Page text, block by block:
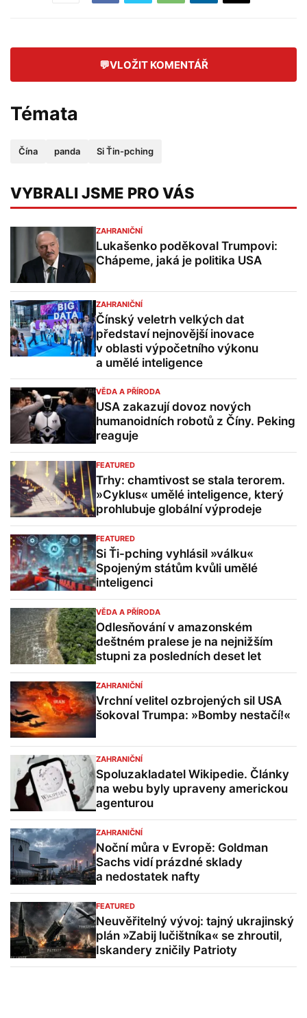
💬VLOŽIT KOMENTÁŘ
Témata
Čína panda Si Ťin-pching
VYBRALI JSME PRO VÁS
ZAHRANIČNÍ
Lukašenko poděkoval Trumpovi:
Chápeme, jaká je politika USA
ZAHRANIČNÍ
Čínský veletrh velkých dat
představí nejnovější inovace
v oblasti výpočetního výkonu
a umělé inteligence
VĚDA A PŘÍRODA
USA zakazují dovoz nových
humanoidních robotů z Číny. Peking
reaguje
FEATURED
Trhy: chamtivost se stala terorem.
»Cyklus« umělé inteligence, který
prohlubuje globální výprodeje
FEATURED
Si Ťi-pching vyhlásil »válku«
Spojeným státům kvůli umělé
inteligenci
VĚDA A PŘÍRODA
Odlesňování v amazonském
deštném pralese je na nejnižším
stupni za posledních deset let
ZAHRANIČNÍ
Vrchní velitel ozbrojených sil USA
šokoval Trumpa: »Bomby nestačí!«
ZAHRANIČNÍ
Spoluzakladatel Wikipedie. Články
na webu byly upraveny americkou
agenturou
ZAHRANIČNÍ
Noční můra v Evropě: Goldman
Sachs vidí prázdné sklady
a nedostatek nafty
FEATURED
Neuvěřitelný vývoj: tajný ukrajinský
plán »Zabij lučištníka« se zhroutil,
Iskandery zničily Patrioty